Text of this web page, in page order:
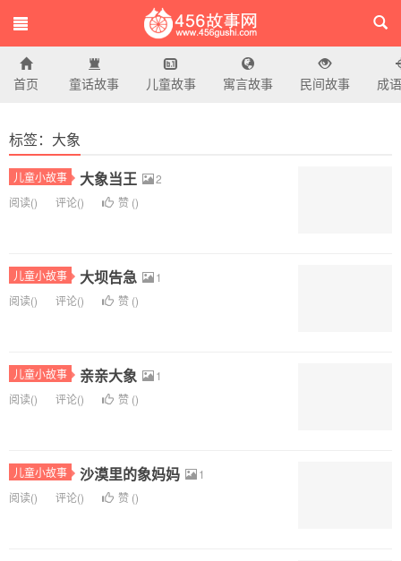
首页 童话故事 儿童故事 寓言故事 民间故事 成
标签：大象
儿童小故事 大象当王
2
阅读() 评论() 赞 ()
儿童小故事 大坝告急
1
阅读() 评论() 赞 ()
儿童小故事 亲亲大象
1
阅读() 评论() 赞 ()
儿童小故事 沙漠里的象妈妈
1
阅读() 评论() 赞 ()